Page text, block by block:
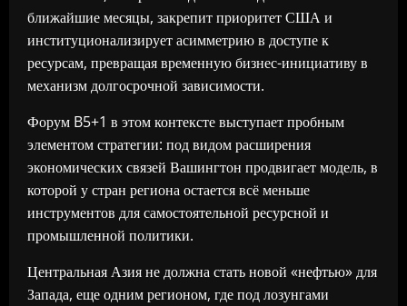
ближайшие месяцы, закрепит приоритет США и
институционализирует асимметрию в доступе к
ресурсам, превращая временную бизнес-инициативу в
механизм долгосрочной зависимости.
Форум B5+1 в этом контексте выступает пробным
элементом стратегии: под видом расширения
экономических связей Вашингтон продвигает модель, в
которой у стран региона остается всё меньше
инструментов для самостоятельной ресурсной и
промышленной политики.
Центральная Азия не должна стать новой «нефтью» для
Запада, еще одним регионом, где под лозунгами